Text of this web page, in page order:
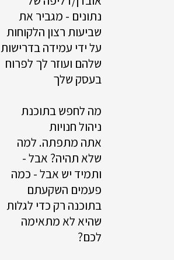
נתונים - מגביר את
שביעות רצון הלקוחות
על ידי עמידה בדרישות
שלהם ועוזר לך לפרוח
בעסק שלך
מה לחפש בתוכנת
ניהול חנויות
אתה מתפתה. למה
שלא תהיה? אבל -
ותמיד יש אבל - כמה
פעמים השקעתם
בתוכנה רק כדי לגלות
שהיא לא מתאימה
לכם?